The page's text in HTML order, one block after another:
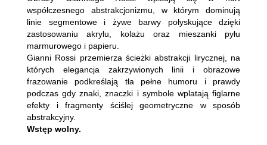
współczesnego abstrakcjonizmu, w którym dominują
linie segmentowe i żywe barwy połyskujące dzięki
zastosowaniu akrylu, kolażu oraz mieszanki pyłu
marmurowego i papieru.
Gianni Rossi przemierza ścieżki abstrakcji lirycznej, na
których elegancja zakrzywionych linii i obrazowe
frazowanie podkreślają tła pełne humoru i prawdy
podczas gdy znaki, znaczki i symbole wplatają figlarne
efekty i fragmenty ściślej geometryczne w sposób
abstrakcyjny.
Wstęp wolny.